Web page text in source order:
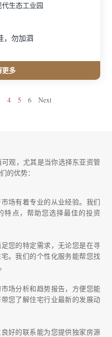
生态工业园
，勿加泗
更多
4 5 6 Next
观，尤其是当你选择东亚资管
的优势：
场有着专业的从业经验。我们
特点，帮助您选择最佳的投资
您的特定需求，无论您是在寻
。我们的个性化服务能帮您找
场分析和趋势报告，方便您能
您了解住宅行业最新的发展动
好的联系能为您提供独家房源